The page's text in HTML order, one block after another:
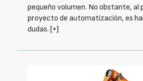
pequeño volumen. No obstante, al
proyecto de automatización, es
dudas. [+]